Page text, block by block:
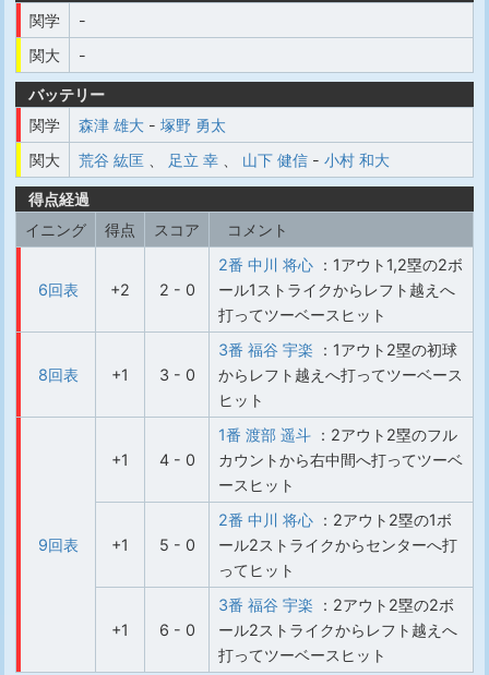
関学
-
関大
-
バッテリー
関学
森津 雄大 - 塚野 勇太
関大
荒谷 紘匡 足立 幸 山下 健信 - 小村 和大
得点経過
イニング
得点 スコア コメント
6回表 +2 2 - 0
2番 中川 将心 ：1アウト1,2塁の2ボ
ール1ストライクからレフト越えへ
打ってツーベースヒット
8回表 +1 3 - 0
3番 福谷 宇楽 ：1アウト2塁の初球
からレフト越えへ打ってツーベース
ヒット
9回表
+1 4 - 0
1番 渡部 遥斗 ：2アウト2塁のフル
カウントから右中間へ打ってツーベ
ースヒット
+1 5 - 0
2番 中川 将心 ：2アウト2塁の1ボ
ール2ストライクからセンターへ打
ってヒット
+1 6 - 0
3番 福谷 宇楽 ：2アウト2塁の2ボ
ール2ストライクからレフト越えへ
打ってツーベースヒット